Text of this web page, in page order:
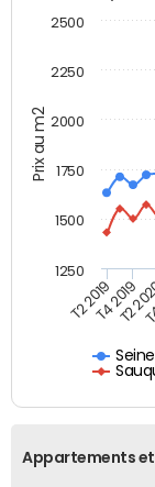
Prix au m2
T2 2019T4 2019
T2
1250
1500
1750
2000
2250
2500
Appartements